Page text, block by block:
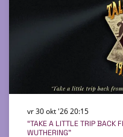
“TAKE A LITTLE TRIP BACK
WUTHERING”
vr 30 okt '2620:15